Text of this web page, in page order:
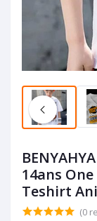
14ans
Teshirt
(0